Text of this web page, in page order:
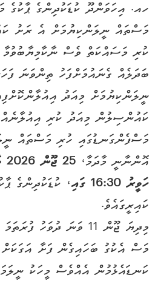
ހއ. އިހަވަންދޫ ކުޑަކުދިންގެ ޕާކުގެ
މަސްތައް ނީލަންކިޔުމަށް އެ ރަށު
ކުރި މަސައްކަތް ވެސް
ބަދަލެއް ގެނައުމަށްފަހު ތިންވަނަ
ނީލަންކިޔުމަށް މިއަދު
ކައުންސިލުން މިއަދު ކުރި
މަސްފެންގަނޑުގައި ހުރި މަސްތައް
އޮންނާނީ މާދަމާ،
ހަވީރު 16:30 ގައި
، ކުޑަކުދިންގެ
ކައިރީގައެވެ.
ކަނޑައެޅުމުން އެއްވެސް މީހަކު